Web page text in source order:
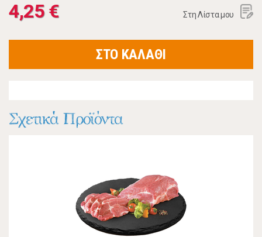
4,25 € Στη Λίστα μου
ΣΤΟ ΚΑΛΑΘΙ
Σχετικά Προϊόντα